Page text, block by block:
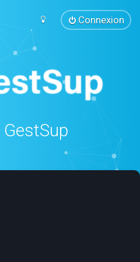
Connexion